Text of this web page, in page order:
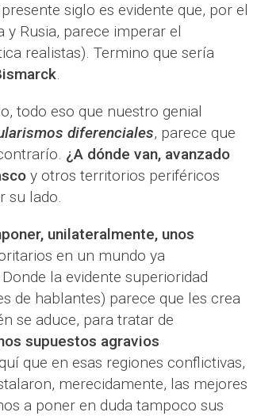
siglo es evidente que, por el
y Rusia, parece imperar el
realistas). Termino que sería
.
todo eso que nuestro genial
diferenciales, parece que
¿A dónde van, avanzado
y otros territorios periféricos
su lado.
unilateralmente, unos
en un mundo ya
la evidente superioridad
de hablantes) parece que les crea
se aduce, para tratar de
supuestos agravios
que en esas regiones conflictivas,
merecidamente, las mejores
a poner en duda tampoco sus